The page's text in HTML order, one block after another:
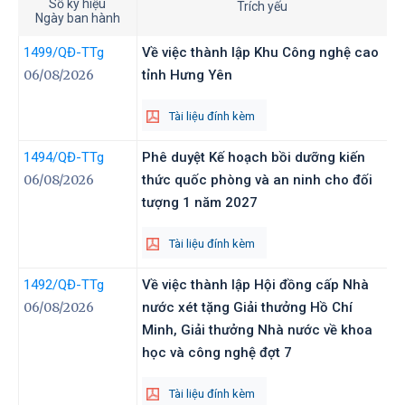
Số ký hiệu
Ngày ban hành
Trích yếu
1499/QĐ-TTg
06/08/2026
Về việc thành lập Khu Công nghệ cao
tỉnh Hưng Yên
Tài liệu đính kèm
1494/QĐ-TTg
06/08/2026
Phê duyệt Kế hoạch bồi dưỡng kiến
thức quốc phòng và an ninh cho đối
tượng 1 năm 2027
Tài liệu đính kèm
1492/QĐ-TTg
06/08/2026
Về việc thành lập Hội đồng cấp Nhà
nước xét tặng Giải thưởng Hồ Chí
Minh, Giải thưởng Nhà nước về khoa
học và công nghệ đợt 7
Tài liệu đính kèm